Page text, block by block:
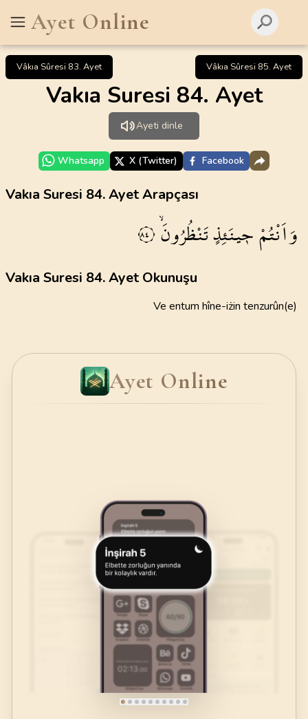
Ayet Online
Vâkıa Sûresi 83. Ayet Vâkıa Sûresi 85. Ayet
Vakıa Suresi 84. Ayet
Ayeti dinle
Whatsapp X (Twitter) Facebook
Vakıa Suresi 84. Ayet Arapçası
وَاَنْتُمْح۪ينَئِذٍتَنْظُرُونَۙ ٨٤
Vakıa Suresi 84. Ayet Okunuşu
Ve entum hîne-iżin tenzurûn(e)
Ayet Online